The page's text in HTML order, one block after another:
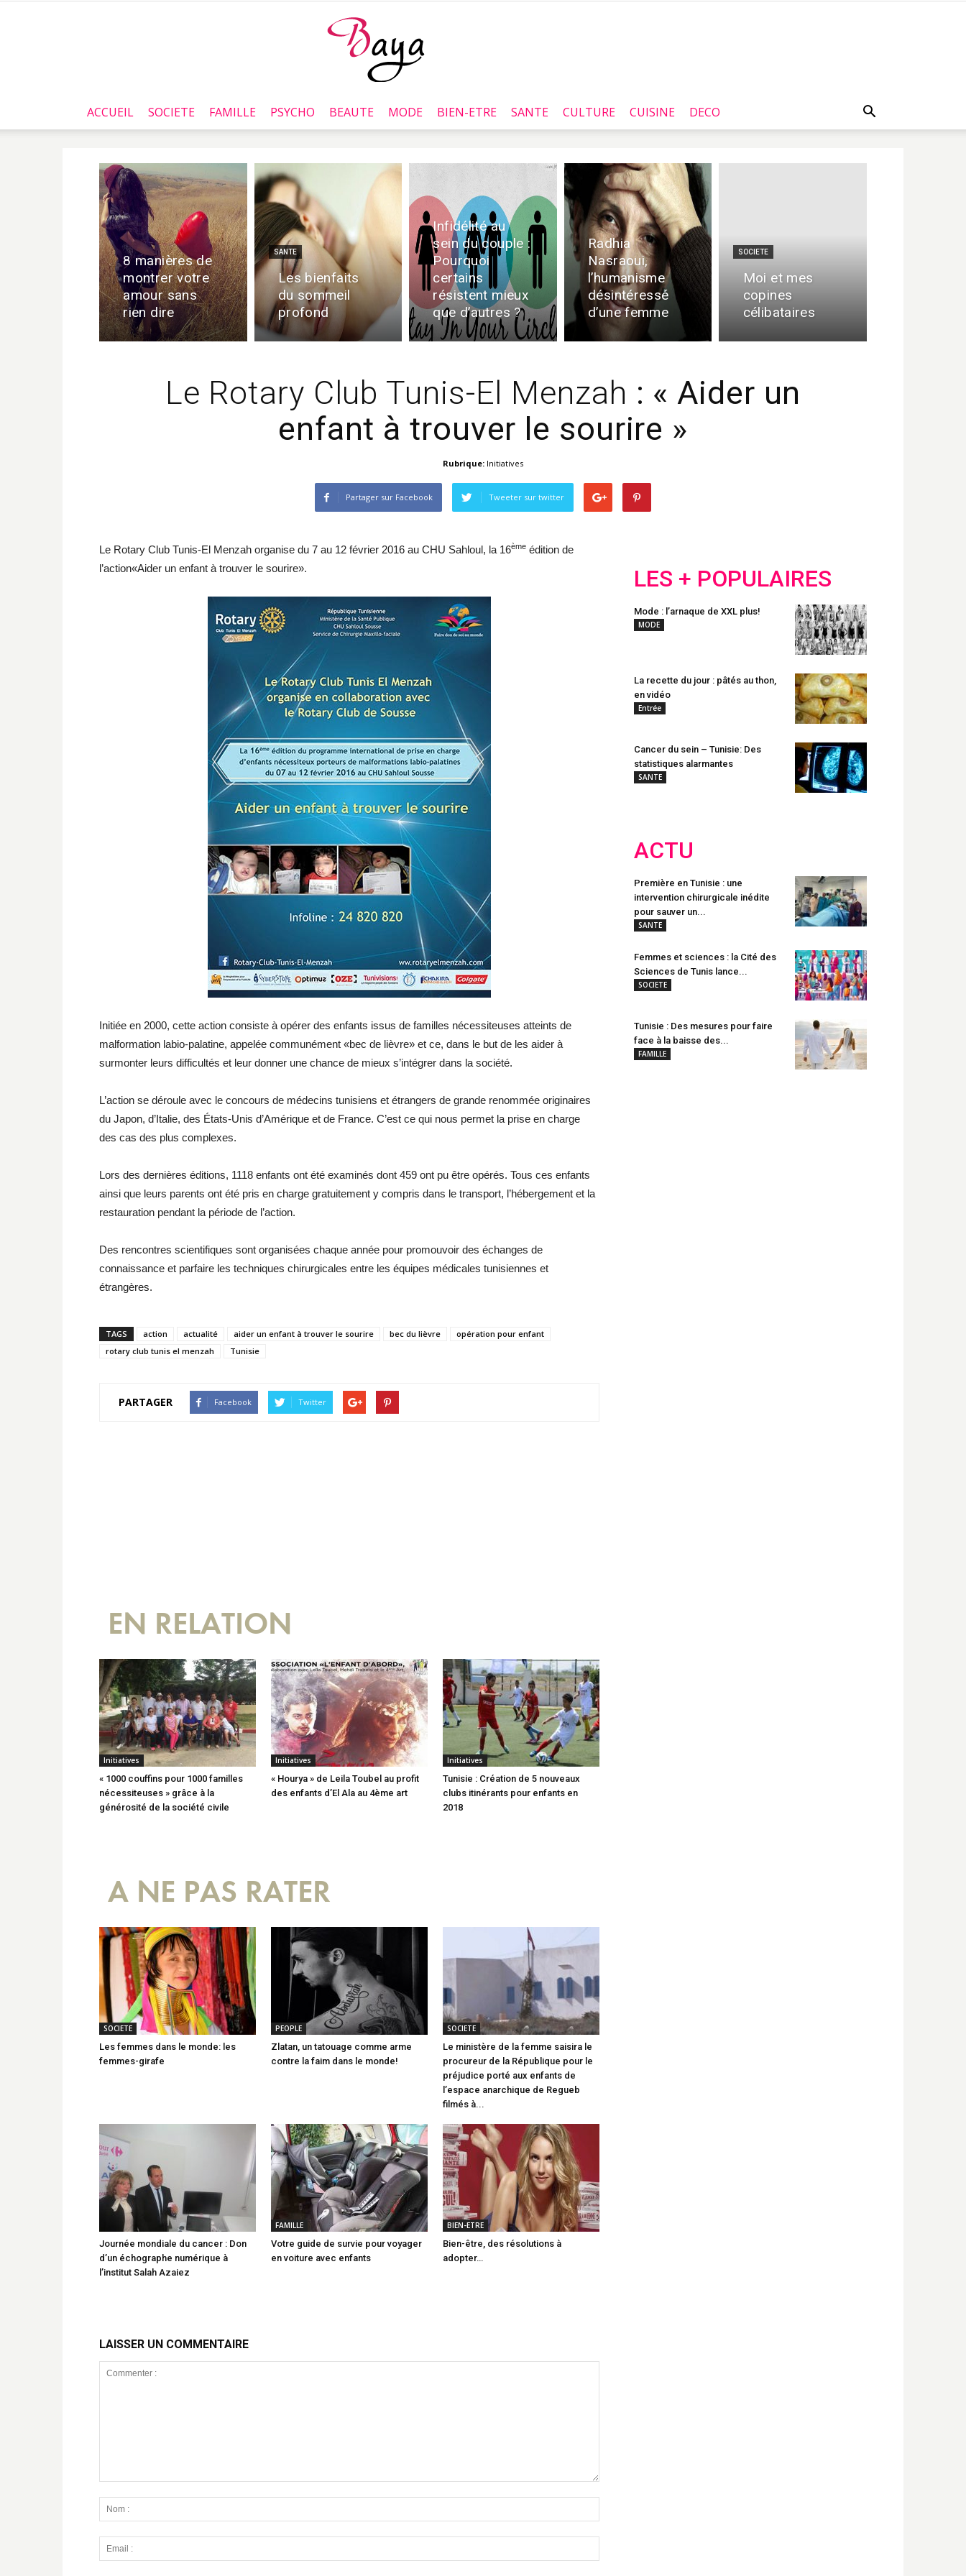
Baya.tn
ACCUEIL SOCIETE FAMILLE PSYCHO BEAUTE MODE BIEN-ETRE SANTE CULTURE CUISINE DECO
8 manières de
montrer votre
amour sans
rien dire
SANTE
Les bienfaits
du sommeil
profond
Infidélité au
sein du couple :
Pourquoi
certains
résistent mieux
que d’autres ?
Radhia
Nasraoui,
l’humanisme
désintéressé
d’une femme
SOCIETE
Moi et mes
copines
célibataires
Le Rotary Club Tunis-El Menzah : « Aider un
enfant à trouver le sourire »
Rubrique: Initiatives
Partager sur Facebook Tweeter sur twitter
Le Rotary Club Tunis-El Menzah organise du 7 au 12 février 2016 au CHU Sahloul, la 16ème édition de
l’action«Aider un enfant à trouver le sourire».
Initiée en 2000, cette action consiste à opérer des enfants issus de familles nécessiteuses atteints de
malformation labio-palatine, appelée communément «bec de lièvre» et ce, dans le but de les aider à
surmonter leurs difficultés et leur donner une chance de mieux s’intégrer dans la société.
L’action se déroule avec le concours de médecins tunisiens et étrangers de grande renommée originaires
du Japon, d’Italie, des États-Unis d’Amérique et de France. C’est ce qui nous permet la prise en charge
des cas des plus complexes.
Lors des dernières éditions, 1118 enfants ont été examinés dont 459 ont pu être opérés. Tous ces enfants
ainsi que leurs parents ont été pris en charge gratuitement y compris dans le transport, l’hébergement et la
restauration pendant la période de l’action.
Des rencontres scientifiques sont organisées chaque année pour promouvoir des échanges de
connaissance et parfaire les techniques chirurgicales entre les équipes médicales tunisiennes et
étrangères.
TAGS action actualité aider un enfant à trouver le sourire bec du lièvre
opération pour enfant
rotary club tunis el menzah
Tunisie
PARTAGER Facebook Twitter
EN RELATION
Initiatives
« 1000 couffins pour 1000 familles
nécessiteuses » grâce à la
générosité de la société civile
Initiatives
« Hourya » de Leila Toubel au profit
des enfants d’El Ala au 4ème art
Initiatives
Tunisie : Création de 5 nouveaux
clubs itinérants pour enfants en
2018
A NE PAS RATER
SOCIETE
Les femmes dans le monde: les
femmes-girafe
PEOPLE
Zlatan, un tatouage comme arme
contre la faim dans le monde!
SOCIETE
Le ministère de la femme saisira le
procureur de la République pour le
préjudice porté aux enfants de
l’espace anarchique de Regueb
filmés à...
Journée mondiale du cancer : Don
d’un échographe numérique à
l’institut Salah Azaiez
FAMILLE
Votre guide de survie pour voyager
en voiture avec enfants
BIEN-ETRE
Bien-être, des résolutions à
adopter…
LAISSER UN COMMENTAIRE
LES + POPULAIRES
Mode : l’arnaque de XXL plus!
MODE
La recette du jour : pâtés au thon,
en vidéo
Entrée
Cancer du sein – Tunisie: Des
statistiques alarmantes
SANTE
ACTU
Première en Tunisie : une
intervention chirurgicale inédite
pour sauver un...
SANTE
Femmes et sciences : la Cité des
Sciences de Tunis lance...
SOCIETE
Tunisie : Des mesures pour faire
face à la baisse des...
FAMILLE